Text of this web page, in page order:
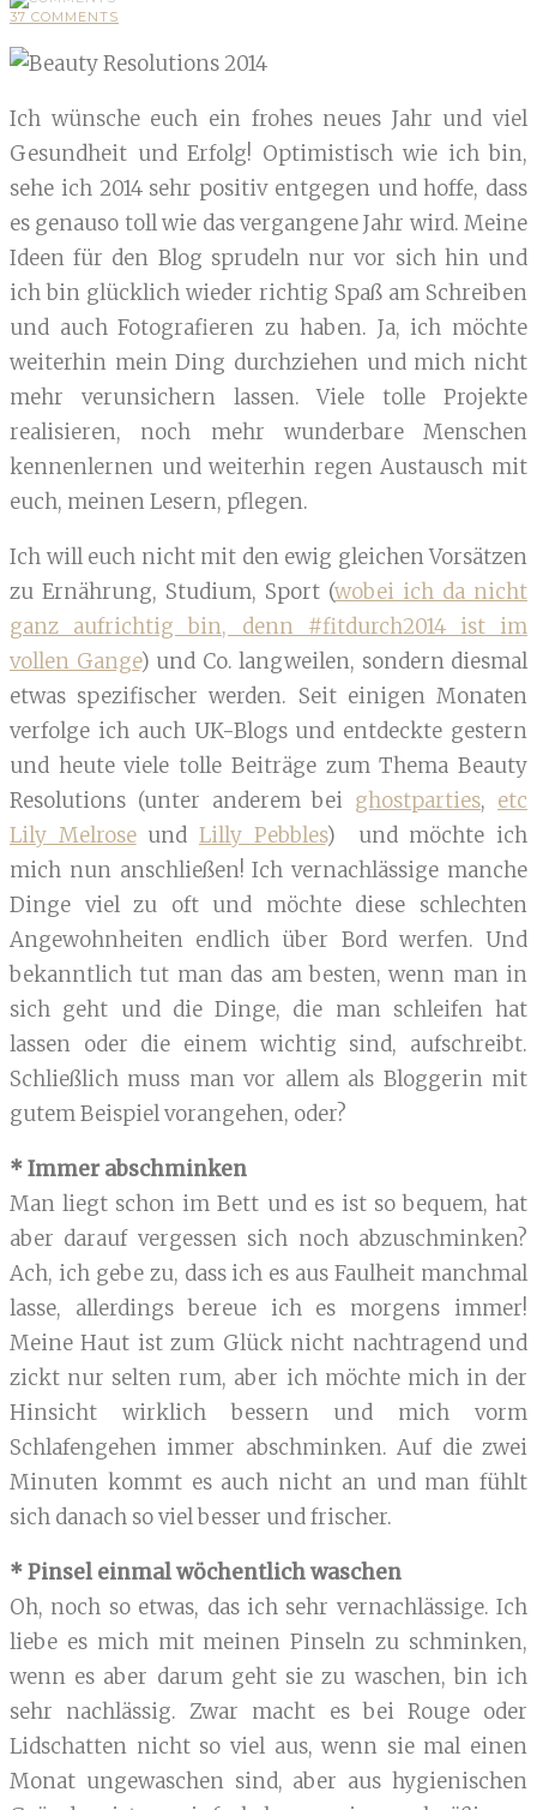
37 COMMENTS
Ich wünsche euch ein frohes neues Jahr und viel
Gesundheit und Erfolg! Optimistisch wie ich bin,
sehe ich 2014 sehr positiv entgegen und hoffe, dass
es genauso toll wie das vergangene Jahr wird. Meine
Ideen für den Blog sprudeln nur vor sich hin und
ich bin glücklich wieder richtig Spaß am Schreiben
und auch Fotografieren zu haben. Ja, ich möchte
weiterhin mein Ding durchziehen und mich nicht
mehr verunsichern lassen. Viele tolle Projekte
realisieren, noch mehr wunderbare Menschen
kennenlernen und weiterhin regen Austausch mit
euch, meinen Lesern, pflegen.
Ich will euch nicht mit den ewig gleichen Vorsätzen
zu Ernährung, Studium, Sport (wobei ich da nicht
ganz aufrichtig bin, denn #fitdurch2014 ist im
vollen Gange) und Co. langweilen, sondern diesmal
etwas spezifischer werden. Seit einigen Monaten
verfolge ich auch UK-Blogs und entdeckte gestern
und heute viele tolle Beiträge zum Thema Beauty
Resolutions (unter anderem bei ghostparties, etc
Lily Melroseund Lilly Pebbles) und möchte ich
mich nun anschließen! Ich vernachlässige manche
Dinge viel zu oft und möchte diese schlechten
Angewohnheiten endlich über Bord werfen. Und
bekanntlich tut man das am besten, wenn man in
sich geht und die Dinge, die man schleifen hat
lassen oder die einem wichtig sind, aufschreibt.
Schließlich muss man vor allem als Bloggerin mit
gutem Beispiel vorangehen, oder?
* Immer abschminken
Man liegt schon im Bett und es ist so bequem, hat
aber darauf vergessen sich noch abzuschminken?
Ach, ich gebe zu, dass ich es aus Faulheit manchmal
lasse, allerdings bereue ich es morgens immer!
Meine Haut ist zum Glück nicht nachtragend und
zickt nur selten rum, aber ich möchte mich in der
Hinsicht wirklich bessern und mich vorm
Schlafengehen immer abschminken. Auf die zwei
Minuten kommt es auch nicht an und man fühlt
sich danach so viel besser und frischer.
* Pinsel einmal wöchentlich waschen
Oh, noch so etwas, das ich sehr vernachlässige. Ich
liebe es mich mit meinen Pinseln zu schminken,
wenn es aber darum geht sie zu waschen, bin ich
sehr nachlässig. Zwar macht es bei Rouge oder
Lidschatten nicht so viel aus, wenn sie mal einen
Monat ungewaschen sind, aber aus hygienischen